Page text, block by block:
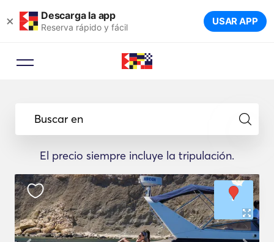
× Descarga la app
Reserva rápido y fácil USAR APP
Buscar en
El precio siempre incluye la tripulación.